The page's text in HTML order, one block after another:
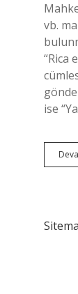
vb.
“Rica
ise